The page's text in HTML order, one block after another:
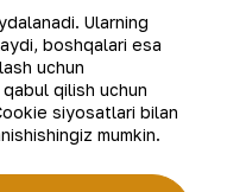
xaritasi
shartlari
Ularning
boshqalari esa
uchun
qilish uchun
siyosatlari bilan
mumkin.